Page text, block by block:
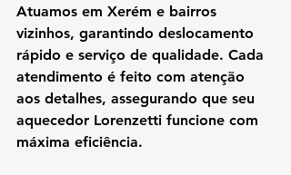
Atuamos em Xerém e bairros
vizinhos, garantindo deslocamento
rápido e serviço de qualidade. Cada
atendimento é feito com atenção
aos detalhes, assegurando que seu
aquecedor Lorenzetti funcione com
máxima eficiência.